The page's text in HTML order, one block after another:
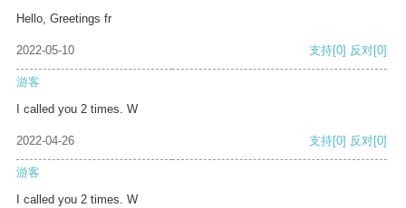
Hello, Greetings fr
2022-05-10 支持[0] 反对[0]
游客
I called you 2 times. W
2022-04-26 支持[0] 反对[0]
游客
I called you 2 times. W